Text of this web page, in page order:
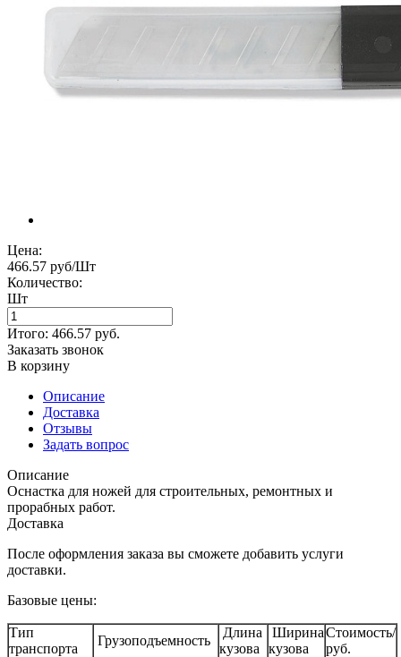
Цена:
466.57 руб/Шт
Количество:
Шт
Итого: 466.57 руб.
Заказать звонок
В корзину
Описание
Доставка
Отзывы
Задать вопрос
Описание
Оснастка для ножей для строительных, ремонтных и
прорабных работ.
Доставка
После оформления заказа вы сможете добавить услуги
доставки.
Базовые цены:
Тип
транспорта
Грузоподъемность
Длина
кузова
Ширина
кузова
Стоимость/
руб.